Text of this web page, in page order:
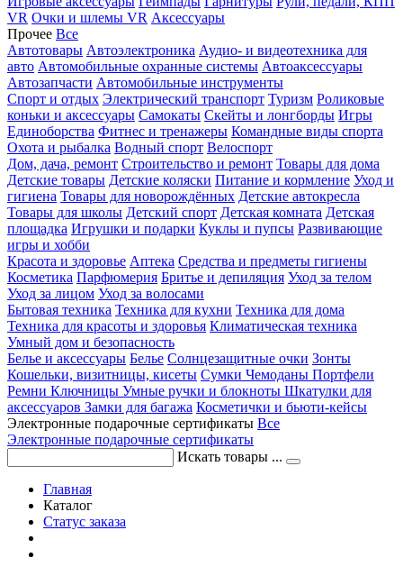
VR Очки и шлемы VR Аксессуары
Прочее Все
Автотовары Автоэлектроника Аудио- и видеотехника для
авто Автомобильные охранные системы Автоаксессуары
Автозапчасти Автомобильные инструменты
Спорт и отдых Электрический транспорт Туризм Роликовые
коньки и аксессуары Самокаты Скейты и лонгборды Игры
Единоборства Фитнес и тренажеры Командные виды спорта
Охота и рыбалка Водный спорт Велоспорт
Дом, дача, ремонт Строительство и ремонт Товары для дома
Детские товары Детские коляски Питание и кормление Уход и
гигиена Товары для новорождённых Детские автокресла
Товары для школы Детский спорт Детская комната Детская
площадка Игрушки и подарки Куклы и пупсы Развивающие
игры и хобби
Красота и здоровье Аптека Средства и предметы гигиены
Косметика Парфюмерия Бритье и депиляция Уход за телом
Уход за лицом Уход за волосами
Бытовая техника Техника для кухни Техника для дома
Техника для красоты и здоровья Климатическая техника
Умный дом и безопасность
Белье и аксессуары Белье Солнцезащитные очки Зонты
Кошельки, визитницы, кисеты Сумки Чемоданы Портфели
Ремни Ключницы Умные ручки и блокноты Шкатулки для
аксессуаров Замки для багажа Косметички и бьюти-кейсы
Электронные подарочные сертификаты Все
Электронные подарочные сертификаты
Искать товары ...
Главная
Каталог
Статус заказа